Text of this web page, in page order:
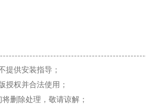
提供安装指导；
授权并合法使用；
删除处理，敬请谅解；